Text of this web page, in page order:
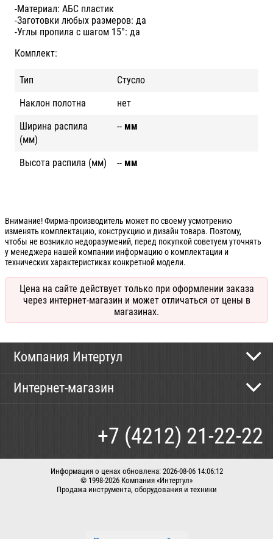
-Материал: АБС пластик
-Заготовки любых размеров: да
-Углы пропила с шагом 15°: да
Комплект:
Тип
Стусло
Наклон полотна
нет
Ширина распила
(мм)
-- мм
Высота распила (мм) -- мм
Внимание! Фирма-производитель может по своему усмотрению
изменять комплектацию, конструкцию и дизайн товара. Поэтому,
чтобы не возникло недоразумений, перед покупкой советуем уточнять
у менеджера нашей компании информацию о комплектации и
технических характеристиках конкретной модели.
Цена на сайте действует только при оформлении заказа
через интернет-магазин и может отличаться от цены в
магазинах.
Компания Интертул
Новости
Интернет-магазин
Доставка
+7 (4212) 21-22-22
Информация о ценах обновлена: 2026-08-06 14:06:12
© 1998-2026 Компания «Интертул»
Продажа инструмента, оборудования и техники